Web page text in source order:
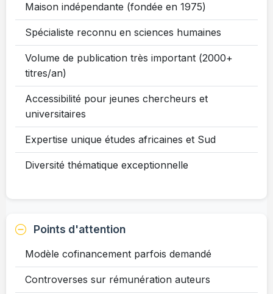
Maison indépendante (fondée en 1975)
Spécialiste reconnu en sciences humaines
Volume de publication très important (2000+
titres/an)
Accessibilité pour jeunes chercheurs et
universitaires
Expertise unique études africaines et Sud
Diversité thématique exceptionnelle
Points d'attention
Modèle cofinancement parfois demandé
Controverses sur rémunération auteurs